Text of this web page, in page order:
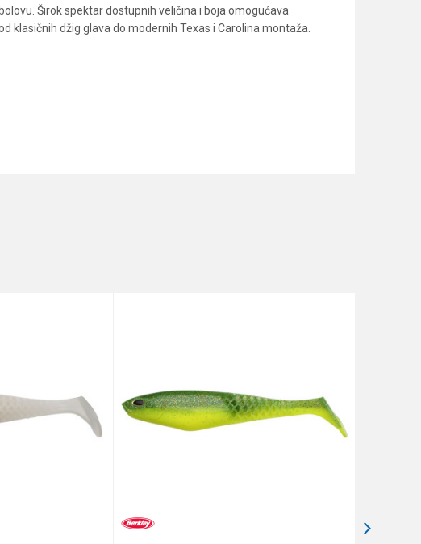
Širok spektar dostupnih veličina i boja omogućava
džig glava do modernih Texas i Carolina montaža.